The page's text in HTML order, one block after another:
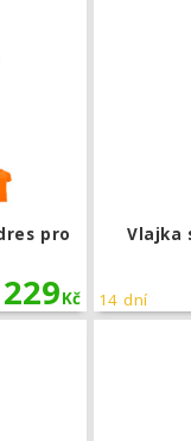
pro
229Kč
Vlajka
14 dní
Kapitánská